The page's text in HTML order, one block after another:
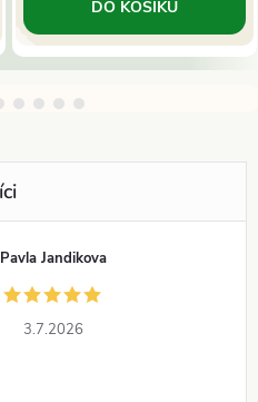
DO KOŠÍKU
Pavla Jandikova
3.7.2026